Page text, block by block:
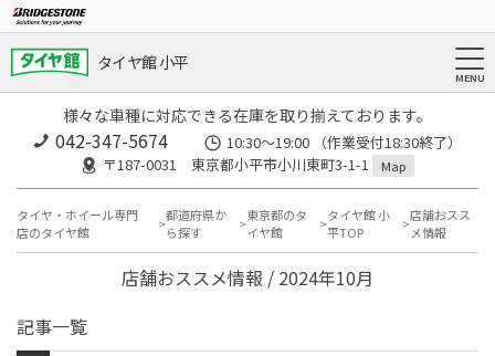
タイヤ館 小平
様々な車種に対応できる在庫を取り揃えております。
042-347-5674
10:30～19:00 （作業受付18:30終了）
〒187-0031 東京都小平市小川東町3-1-1
Map
タイヤ・ホイール専門
店のタイヤ館
都道府県か
ら探す
東京都のタ
イヤ館
タイヤ館 小
平TOP
店舗おスス
メ情報
店舗おススメ情報 / 2024年10月
記事一覧